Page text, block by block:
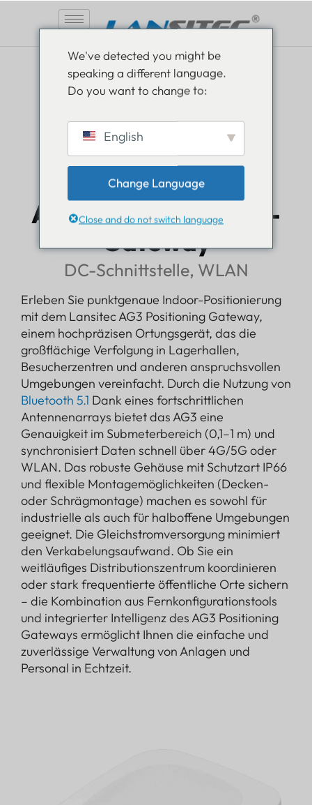
Ethernet Bluetooth
AoA
AG3 Positionierungs-
Gateway
DC-Schnittstelle, WLAN
Erleben Sie punktgenaue Indoor-Positionierung
mit dem Lansitec AG3 Positioning Gateway,
einem hochpräzisen Ortungsgerät, das die
großflächige Verfolgung in Lagerhallen,
Besucherzentren und anderen anspruchsvollen
Umgebungen vereinfacht. Durch die Nutzung von
Bluetooth 5.1 Dank eines fortschrittlichen
Antennenarrays bietet das AG3 eine
Genauigkeit im Submeterbereich (0,1–1 m) und
synchronisiert Daten schnell über 4G/5G oder
WLAN. Das robuste Gehäuse mit Schutzart IP66
und flexible Montagemöglichkeiten (Decken-
oder Schrägmontage) machen es sowohl für
industrielle als auch für halboffene Umgebungen
geeignet. Die Gleichstromversorgung minimiert
den Verkabelungsaufwand. Ob Sie ein
weitläufiges Distributionszentrum koordinieren
oder stark frequentierte öffentliche Orte sichern
– die Kombination aus Fernkonfigurationstools
und integrierter Intelligenz des AG3 Positioning
Gateways ermöglicht Ihnen die einfache und
zuverlässige Verwaltung von Anlagen und
Personal in Echtzeit.
We've detected you might be
speaking a different language.
Do you want to change to:
English
Change Language
Close and do not switch language